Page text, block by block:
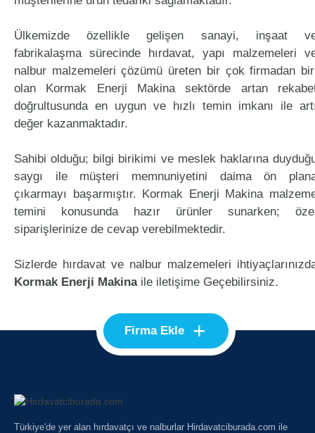
Ülkemizde özellikle gelişen sanayi, inşaat
fabrikalaşma sürecinde hırdavat, yapı malzemeleri
nalbur malzemeleri çözümü üreten bir çok firmadan
olan Kormak Enerji Makina sektörde artan
doğrultusunda en uygun ve hızlı temin imkanı ile
değer kazanmaktadır.
Sahibi olduğu; bilgi birikimi ve meslek haklarına
saygı ile müşteri memnuniyetini daima ön
çıkarmayı başarmıştır. Kormak Enerji Makina
temini konusunda hazır ürünler sunarken;
siparişlerinize de cevap verebilmektedir.
Sizlerde hırdavat ve nalbur malzemeleri
Kormak Enerji Makinaile iletişime Geçebilirsiniz.
Firma Ekle +
Türkiye'de yer alan hırdavatçı ve nalburlar Hirdavatciburada.com ile